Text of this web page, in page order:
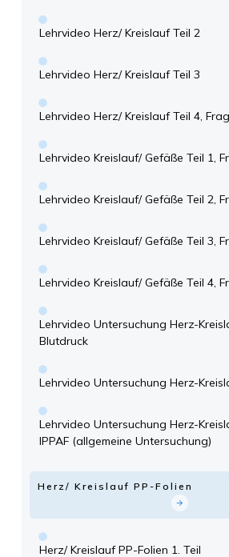
Lehrvideo Herz/ Kreislauf Teil 2
Lehrvideo Herz/ Kreislauf Teil 3
Lehrvideo Herz/ Kreislauf Teil 4,
Lehrvideo Kreislauf/ Gefäße Teil 1,
Lehrvideo Kreislauf/ Gefäße Teil 2,
Lehrvideo Kreislauf/ Gefäße Teil 3,
Lehrvideo Kreislauf/ Gefäße Teil 4,
Lehrvideo Untersuchung Herz-
Blutdruck
Lehrvideo Untersuchung Herz-
Lehrvideo Untersuchung Herz-
IPPAF (allgemeine Untersuchung)
Herz/ Kreislauf PP-Folien
Herz/ Kreislauf PP-Folien 1. Teil